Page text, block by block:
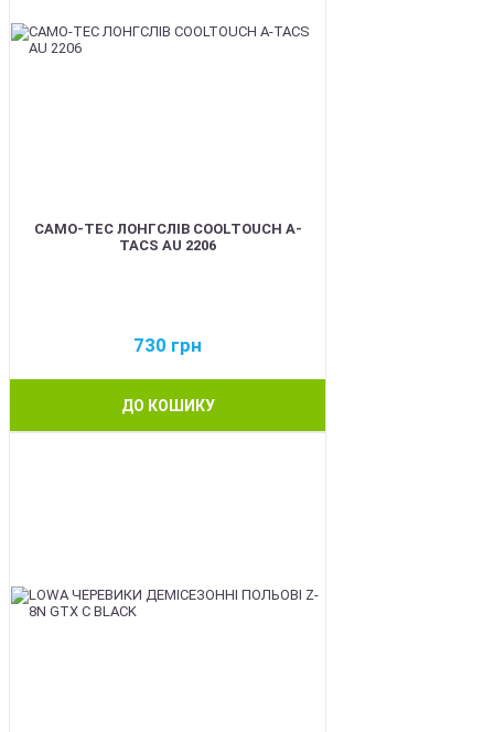
CAMO-TEC ЛОНГСЛІВ COOLTOUCH A-
TACS AU 2206
730 грн
ДО КОШИКУ